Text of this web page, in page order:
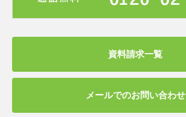
資料請求一覧
メールでのお問い合わせ